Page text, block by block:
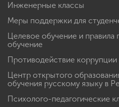
Инженерные классы
Меры поддержки для
Целевое обучение и правила
обучение
Противодействие коррупции
Центр открытого
обучения русскому языку в
Психолого-педагогические